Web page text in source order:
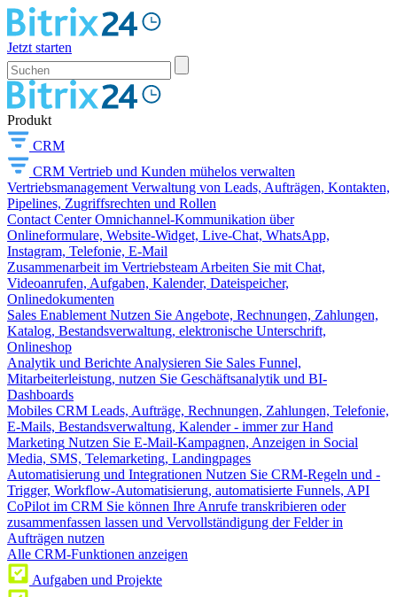
Jetzt starten
Produkt
CRM
CRM Vertrieb und Kunden mühelos verwalten
Vertriebsmanagement Verwaltung von Leads, Aufträgen, Kontakten,
Pipelines, Zugriffsrechten und Rollen
Contact Center Omnichannel-Kommunikation über
Onlineformulare, Website-Widget, Live-Chat, WhatsApp,
Instagram, Telefonie, E-Mail
Zusammenarbeit im Vertriebsteam Arbeiten Sie mit Chat,
Videoanrufen, Aufgaben, Kalender, Dateispeicher,
Onlinedokumenten
Sales Enablement Nutzen Sie Angebote, Rechnungen, Zahlungen,
Katalog, Bestandsverwaltung, elektronische Unterschrift,
Onlineshop
Analytik und Berichte Analysieren Sie Sales Funnel,
Mitarbeiterleistung, nutzen Sie Geschäftsanalytik und BI-
Dashboards
Mobiles CRM Leads, Aufträge, Rechnungen, Zahlungen, Telefonie,
E-Mails, Bestandsverwaltung, Kalender - immer zur Hand
Marketing Nutzen Sie E-Mail-Kampagnen, Anzeigen in Social
Media, SMS, Telemarketing, Landingpages
Automatisierung und Integrationen Nutzen Sie CRM-Regeln und -
Trigger, Workflow-Automatisierung, automatisierte Funnels, API
CoPilot im CRM Sie können Ihre Anrufe transkribieren oder
zusammenfassen lassen und Vervollständigung der Felder in
Aufträgen nutzen
Alle CRM-Funktionen anzeigen
Aufgaben und Projekte